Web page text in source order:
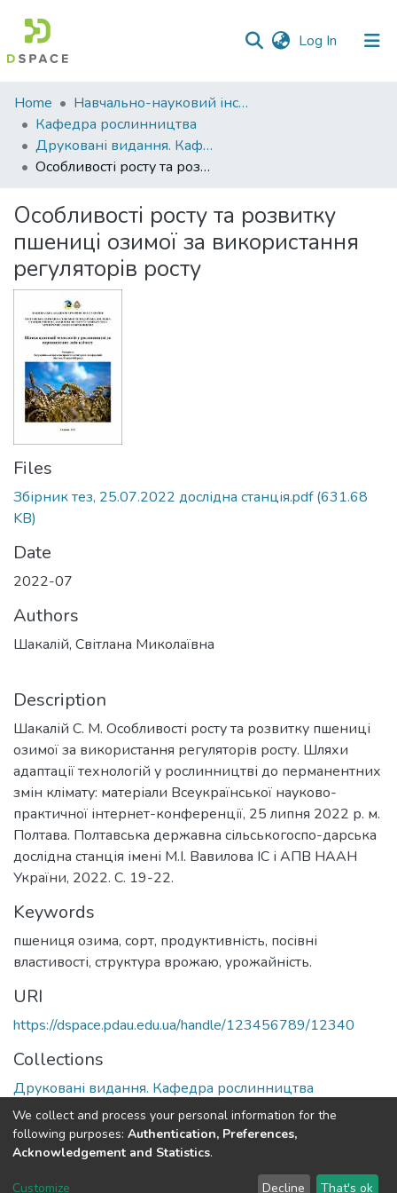
Log In (current)
Communities
&
Collections
Statistics
Home
Навчально-науковий інститут агротехнологій, селекції та екології
Кафедра рослинництва
Друковані видання. Кафедра рослинництва
Особливості росту та розвитку пшениці озимої за використання регуляторів росту
Особливості росту та розвитку
пшениці озимої за використання
регуляторів росту
Files
Збірник тез, 25.07.2022 дослідна станція.pdf(631.68
KB)
Date
2022-07
Authors
Шакалій, Світлана Миколаївна
Description
Шакалій С. М. Особливості росту та розвитку пшениці
озимої за використання регуляторів росту. Шляхи
адаптації технологій у рослинництві до перманентних
змін клімату: матеріали Всеукраїнської науково-
практичної інтернет-конференції, 25 липня 2022 р. м.
Полтава. Полтавська державна сільськогоспо-дарська
дослідна станція імені М.І. Вавилова ІС і АПВ НААН
України, 2022. С. 19-22.
Keywords
пшениця озима, сорт, продуктивність, посівні
властивості, структура врожаю, урожайність.
URI
https://dspace.pdau.edu.ua/handle/123456789/12340
Collections
Друковані видання. Кафедра рослинництва
Full item page
DSpace software copyright © 2002-2026 LYRASIS
We collect and process your personal information for the
following purposes: Authentication, Preferences,
Acknowledgement and Statistics.
Customize Decline That's ok